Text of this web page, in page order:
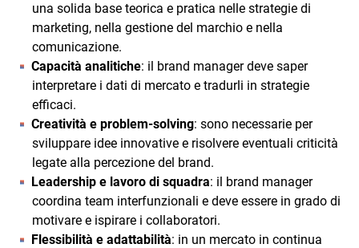
una solida base teorica e pratica nelle strategie di
marketing, nella gestione del marchio e nella
comunicazione.
Capacità analitiche: il brand manager deve saper
interpretare i dati di mercato e tradurli in strategie
efficaci.
Creatività e problem-solving: sono necessarie per
sviluppare idee innovative e risolvere eventuali criticità
legate alla percezione del brand.
Leadership e lavoro di squadra: il brand manager
coordina team interfunzionali e deve essere in grado di
motivare e ispirare i collaboratori.
Flessibilità e adattabilità: in un mercato in continua